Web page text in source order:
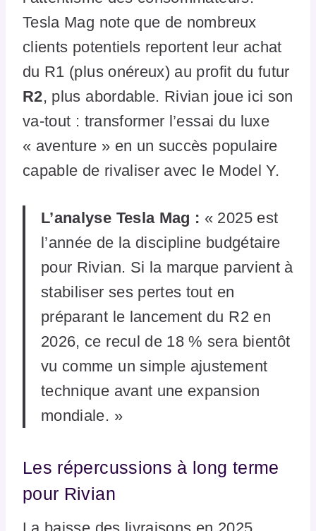
Tesla Mag note que de nombreux
clients potentiels reportent leur achat
du R1 (plus onéreux) au profit du futur
R2, plus abordable. Rivian joue ici son
va-tout : transformer l’essai du luxe
« aventure » en un succès populaire
capable de rivaliser avec le Model Y.
L’analyse Tesla Mag : « 2025 est
l’année de la discipline budgétaire
pour Rivian. Si la marque parvient à
stabiliser ses pertes tout en
préparant le lancement du R2 en
2026, ce recul de 18 % sera bientôt
vu comme un simple ajustement
technique avant une expansion
mondiale. »
Les répercussions à long terme
pour Rivian